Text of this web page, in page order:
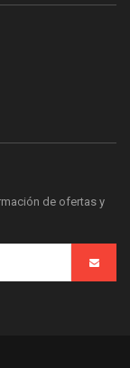
de ofertas y